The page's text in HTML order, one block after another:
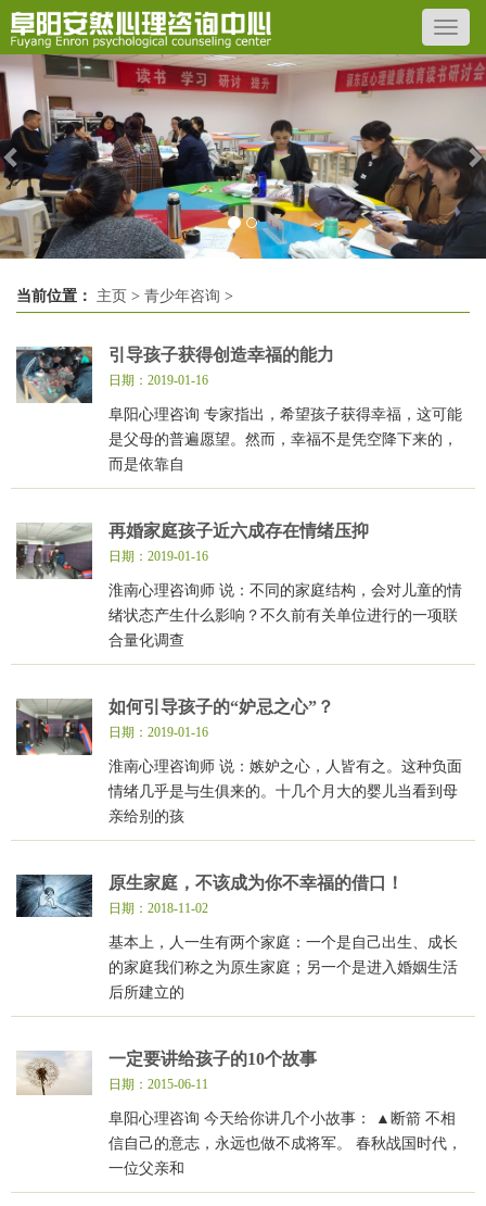
Previous
当前位置： 主页 > 青少年咨询 >
引导孩子获得创造幸福的能力
日期：2019-01-16
阜阳心理咨询 专家指出，希望孩子获得幸福，这可能
是父母的普遍愿望。然而，幸福不是凭空降下来的，
而是依靠自
再婚家庭孩子近六成存在情绪压抑
日期：2019-01-16
淮南心理咨询师 说：不同的家庭结构，会对儿童的情
绪状态产生什么影响？不久前有关单位进行的一项联
合量化调查
如何引导孩子的“妒忌之心”？
日期：2019-01-16
淮南心理咨询师 说：嫉妒之心，人皆有之。这种负面
情绪几乎是与生俱来的。十几个月大的婴儿当看到母
亲给别的孩
原生家庭，不该成为你不幸福的借口！
日期：2018-11-02
基本上，人一生有两个家庭：一个是自己出生、成长
的家庭我们称之为原生家庭；另一个是进入婚姻生活
后所建立的
一定要讲给孩子的10个故事
日期：2015-06-11
阜阳心理咨询 今天给你讲几个小故事： ▲断箭 不相
信自己的意志，永远也做不成将军。 春秋战国时代，
一位父亲和